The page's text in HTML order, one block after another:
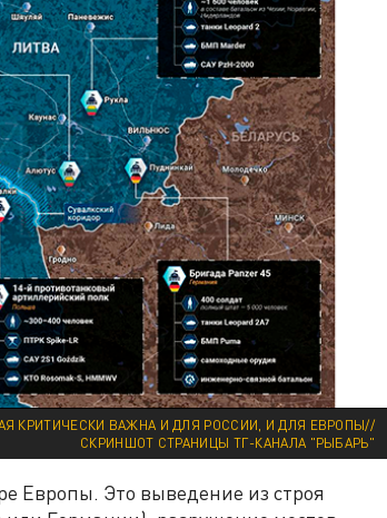
КРИТИЧЕСКИ ВАЖНА И ДЛЯ РОССИИ, И ДЛЯ ЕВРОПЫ//
СКРИНШОТ СТРАНИЦЫ ТГ-КАНАЛА "РЫБАРЬ"
Европы. Это выведение из строя